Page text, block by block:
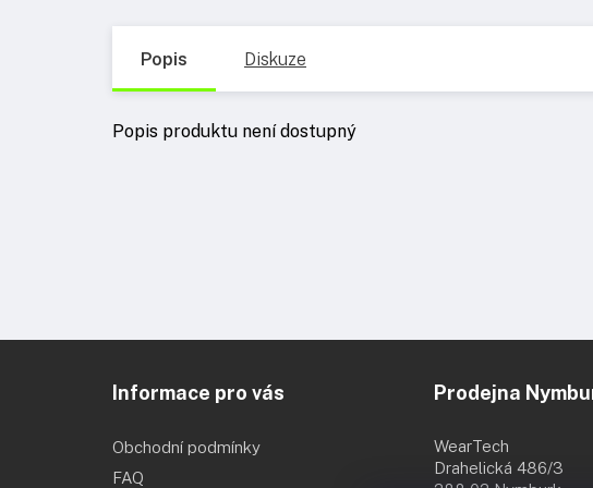
Popis Diskuze
Popis produktu není dostupný
Informace pro vás
Obchodní podmínky
FAQ
Prodejna
WearTech
Drahelická 486/3